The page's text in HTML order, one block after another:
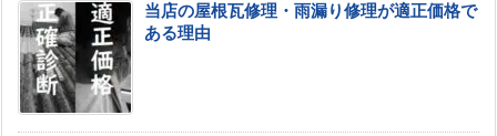
当店の屋根瓦修理・雨漏り修理が適正価格で
ある理由